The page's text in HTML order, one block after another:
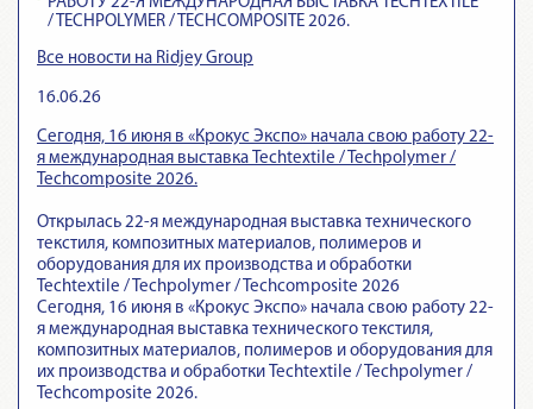
/ TECHPOLYMER / TECHCOMPOSITE 2026.
Все новости на Ridjey Group
16.06.26
Сегодня, 16 июня в «Крокус Экспо» начала свою работу 22-
я международная выставка Techtextile / Techpolymer /
Techcomposite 2026.
Открылась 22-я международная выставка технического
текстиля, композитных материалов, полимеров и
оборудования для их производства и обработки
Techtextile / Techpolymer / Techcomposite 2026
Сегодня, 16 июня в «Крокус Экспо» начала свою работу 22-
я международная выставка технического текстиля,
композитных материалов, полимеров и оборудования для
их производства и обработки Techtextile / Techpolymer /
Techcomposite 2026.